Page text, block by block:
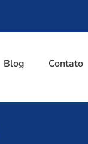
Blog Contato